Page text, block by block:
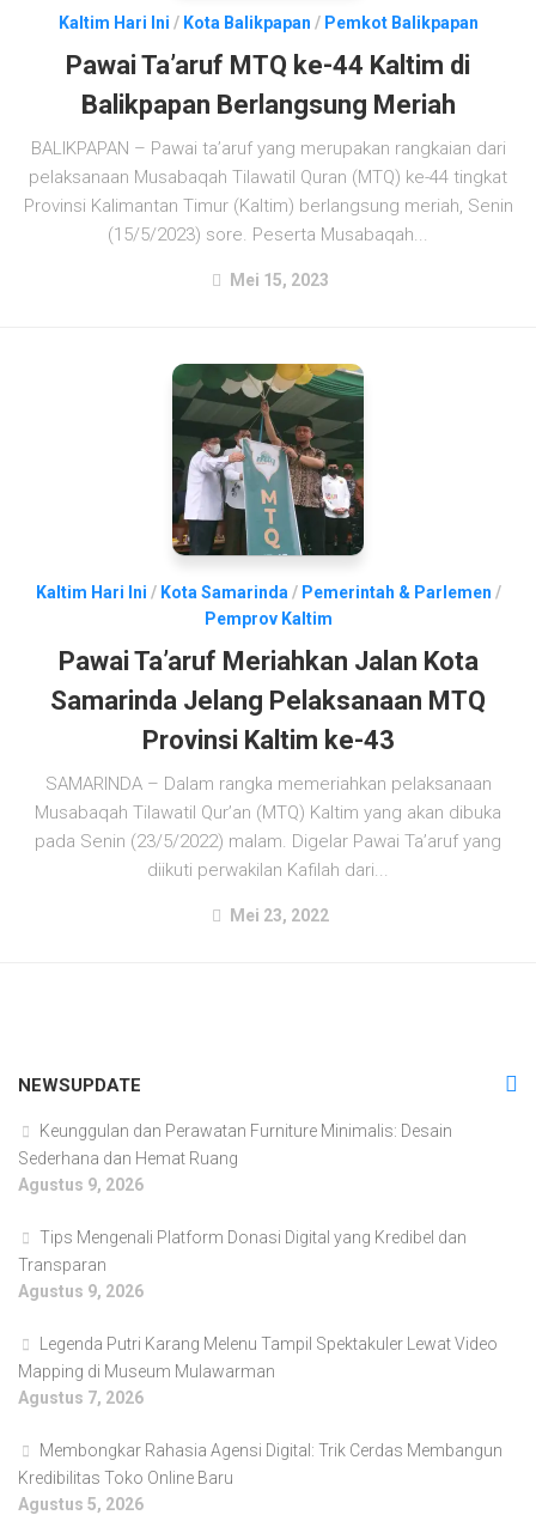
Kaltim Hari Ini / Kota Balikpapan / Pemkot Balikpapan
Pawai Ta’aruf MTQ ke-44 Kaltim di
Balikpapan Berlangsung Meriah
BALIKPAPAN – Pawai ta’aruf yang merupakan rangkaian dari
pelaksanaan Musabaqah Tilawatil Quran (MTQ) ke-44 tingkat
Provinsi Kalimantan Timur (Kaltim) berlangsung meriah, Senin
(15/5/2023) sore. Peserta Musabaqah...
Mei 15, 2023
Kaltim Hari Ini / Kota Samarinda / Pemerintah & Parlemen /
Pemprov Kaltim
Pawai Ta’aruf Meriahkan Jalan Kota
Samarinda Jelang Pelaksanaan MTQ
Provinsi Kaltim ke-43
SAMARINDA – Dalam rangka memeriahkan pelaksanaan
Musabaqah Tilawatil Qur’an (MTQ) Kaltim yang akan dibuka
pada Senin (23/5/2022) malam. Digelar Pawai Ta’aruf yang
diikuti perwakilan Kafilah dari...
Mei 23, 2022
NEWSUPDATE
Keunggulan dan Perawatan Furniture Minimalis: Desain
Sederhana dan Hemat Ruang
Agustus 9, 2026
Tips Mengenali Platform Donasi Digital yang Kredibel dan
Transparan
Agustus 9, 2026
Legenda Putri Karang Melenu Tampil Spektakuler Lewat Video
Mapping di Museum Mulawarman
Agustus 7, 2026
Membongkar Rahasia Agensi Digital: Trik Cerdas Membangun
Kredibilitas Toko Online Baru
Agustus 5, 2026